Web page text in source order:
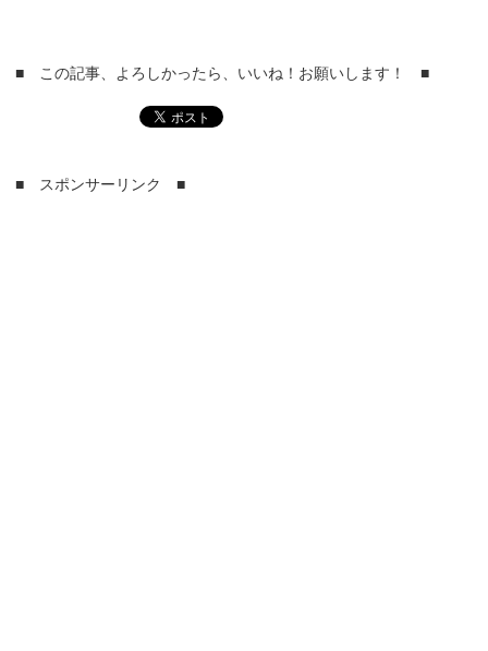
■ この記事、よろしかったら、いいね！お願いします！ ■
■ スポンサーリンク ■